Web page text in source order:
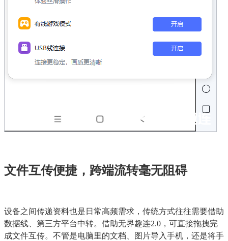
文件互传便捷，跨端流转毫无阻碍
设备之间传递资料也是日常高频需求，传统方式往往需要借助
数据线、第三方平台中转。借助无界趣连2.0，可直接拖拽完
成文件互传。不管是电脑里的文档、图片导入手机，还是将手